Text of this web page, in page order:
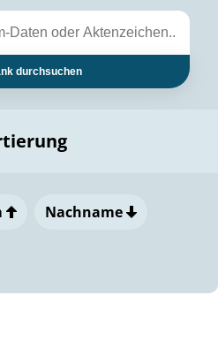
durchsuchen
Nachname